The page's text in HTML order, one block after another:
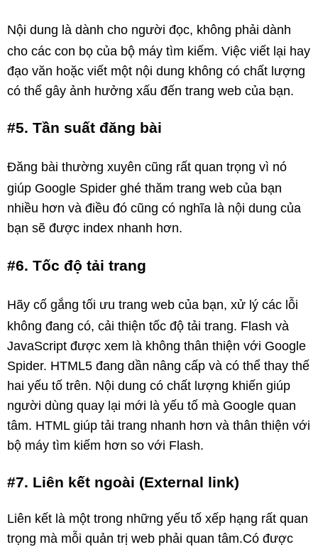
Nội dung là dành cho người đọc, không phải dành
cho các con bọ của bộ máy tìm kiếm. Việc viết lại hay
đạo văn hoặc viết một nội dung không có chất lượng
có thể gây ảnh hưởng xấu đến trang web của bạn.
#5. Tần suất đăng bài
Đăng bài thường xuyên cũng rất quan trọng vì nó
giúp Google Spider ghé thăm trang web của bạn
nhiều hơn và điều đó cũng có nghĩa là nội dung của
bạn sẽ được index nhanh hơn.
#6. Tốc độ tải trang
Hãy cố gắng tối ưu trang web của bạn, xử lý các lỗi
không đang có, cải thiện tốc độ tải trang. Flash và
JavaScript được xem là không thân thiện với Google
Spider. HTML5 đang dần nâng cấp và có thể thay thế
hai yếu tố trên. Nội dung có chất lượng khiến giúp
người dùng quay lại mới là yếu tố mà Google quan
tâm. HTML giúp tải trang nhanh hơn và thân thiện với
bộ máy tìm kiếm hơn so với Flash.
#7. Liên kết ngoài (External link)
Liên kết là một trong những yếu tố xếp hạng rất quan
trọng mà mỗi quản trị web phải quan tâm.Có được